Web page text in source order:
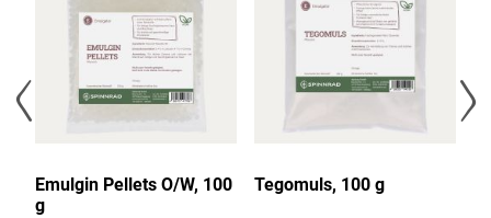
Emulgin Pellets O/W, 100
g
Tegomuls, 100 g